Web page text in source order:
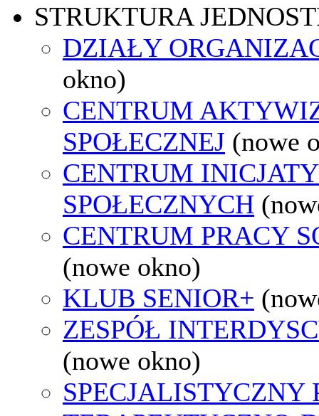
STRUKTURA
DZIAŁY
okno)
CENTRUM
SPOŁECZNEJ (nowe
CENTRUM
SPOŁECZNYCH
CENTRUM PRACY
(nowe okno)
KLUB SENIOR+
ZESPÓŁ
(nowe okno)
SPECJALISTYCZNY